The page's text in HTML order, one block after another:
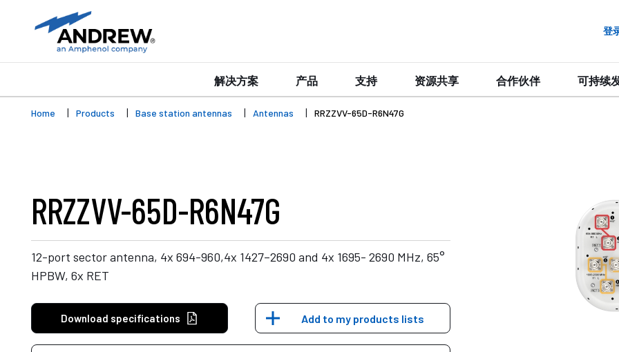
登
解决方案 产品 支持 资源共享 合作伙伴 可持续
Home Products Base station antennas Antennas RRZZVV-65D-R6N47G
RRZZVV-65D-R6N47G
12-port sector antenna, 4x 694-960,4x 1427–2690 and 4x 1695- 2690 MHz, 65°
HPBW, 6x RET
Download specifications Add to my products lists